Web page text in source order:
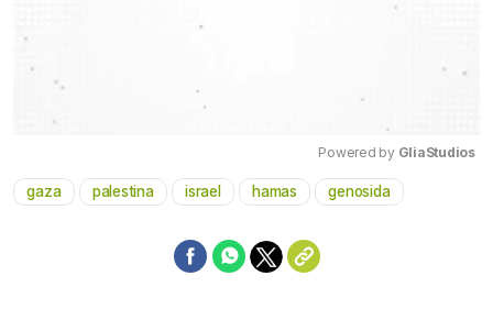
Mute
Powered by GliaStudios
gaza palestina israel hamas genosida